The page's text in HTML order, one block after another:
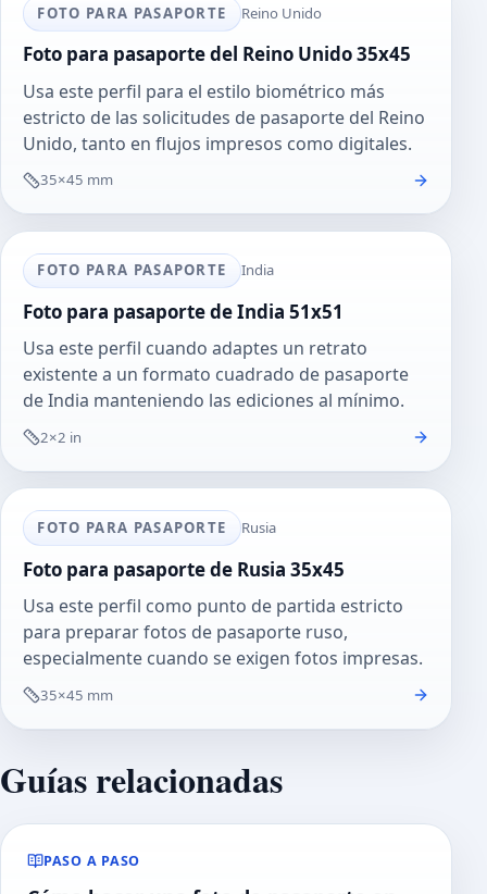
FOTO PARA PASAPORTE Reino Unido
Foto para pasaporte del Reino Unido 35x45
Usa este perfil para el estilo biométrico más
estricto de las solicitudes de pasaporte del Reino
Unido, tanto en flujos impresos como digitales.
35×45 mm
FOTO PARA PASAPORTE India
Foto para pasaporte de India 51x51
Usa este perfil cuando adaptes un retrato
existente a un formato cuadrado de pasaporte
de India manteniendo las ediciones al mínimo.
2×2 in
FOTO PARA PASAPORTE Rusia
Foto para pasaporte de Rusia 35x45
Usa este perfil como punto de partida estricto
para preparar fotos de pasaporte ruso,
especialmente cuando se exigen fotos impresas.
35×45 mm
Guías relacionadas
PASO A PASO